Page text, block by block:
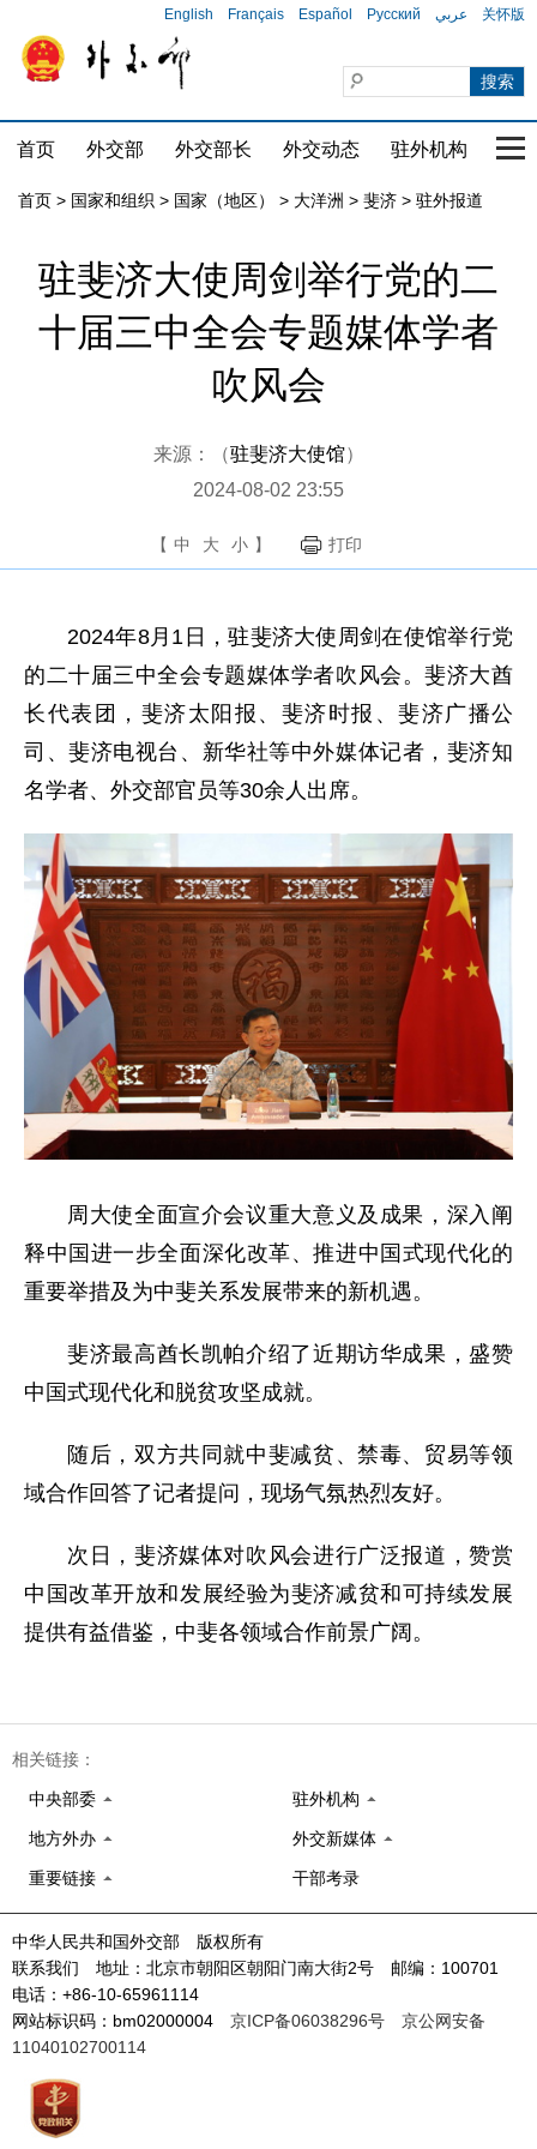
English Français Español Русский عربي 关怀版
首页 外交部 外交部长 外交动态 驻外机构 国
首页 > 国家和组织 > 国家（地区） > 大洋洲 > 斐济 > 驻外报道
驻斐济大使周剑举行党的二
十届三中全会专题媒体学者
吹风会
来源：（驻斐济大使馆）
2024-08-02 23:55
【 中 大 小 】 打印
2024年8月1日，驻斐济大使周剑在使馆举行党
的二十届三中全会专题媒体学者吹风会。斐济大酋
长代表团，斐济太阳报、斐济时报、斐济广播公
司、斐济电视台、新华社等中外媒体记者，斐济知
名学者、外交部官员等30余人出席。
周大使全面宣介会议重大意义及成果，深入阐
释中国进一步全面深化改革、推进中国式现代化的
重要举措及为中斐关系发展带来的新机遇。
斐济最高酋长凯帕介绍了近期访华成果，盛赞
中国式现代化和脱贫攻坚成就。
随后，双方共同就中斐减贫、禁毒、贸易等领
域合作回答了记者提问，现场气氛热烈友好。
次日，斐济媒体对吹风会进行广泛报道，赞赏
中国改革开放和发展经验为斐济减贫和可持续发展
提供有益借鉴，中斐各领域合作前景广阔。
相关链接：
中央部委 驻外机构
地方外办 外交新媒体
重要链接 干部考录
中华人民共和国外交部 版权所有
联系我们 地址：北京市朝阳区朝阳门南大街2号 邮编：100701
电话：+86-10-65961114
网站标识码：bm02000004 京ICP备06038296号
京公网安备
11040102700114